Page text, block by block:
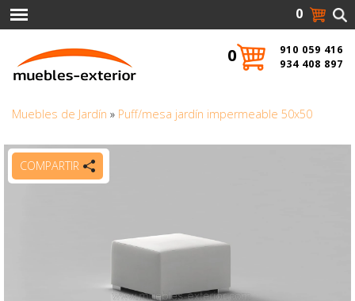
Muebles de Jardín » Puff/mesa jardín impermeable 50x50
COMPARTIR
910 059 416
934 408 897
0
0